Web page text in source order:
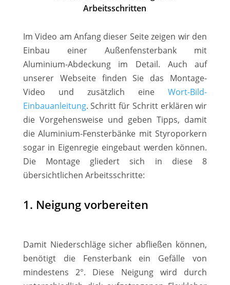
Arbeitsschritten
Im Video am Anfang dieser Seite zeigen wir den
Einbau einer Außenfensterbank mit
Aluminium-Abdeckung im Detail. Auch auf
unserer Webseite finden Sie das Montage-
Video und zusätzlich eineWort-Bild-
Einbauanleitung. Schritt für Schritt erklären wir
die Vorgehensweise und geben Tipps, damit
die Aluminium-Fensterbänke mit Styroporkern
sogar in Eigenregie eingebaut werden können.
Die Montage gliedert sich in diese 8
übersichtlichen Arbeitsschritte:
1. Neigung vorbereiten
Damit Niederschläge sicher abfließen können,
benötigt die Fensterbank ein Gefälle von
mindestens 2°. Diese Neigung wird durch